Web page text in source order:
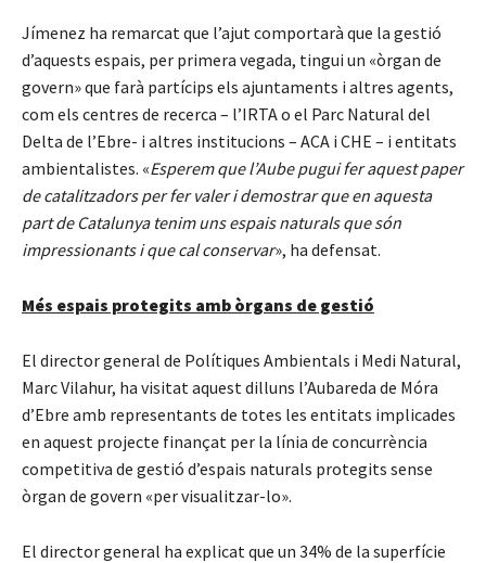
Jímenez ha remarcat que l’ajut comportarà que la gestió
d’aquests espais, per primera vegada, tingui un «òrgan de
govern» que farà partícips els ajuntaments i altres agents,
com els centres de recerca – l’IRTA o el Parc Natural del
Delta de l’Ebre- i altres institucions – ACA i CHE – i entitats
ambientalistes. «Esperem que l’Aube pugui fer aquest paper
de catalitzadors per fer valer i demostrar que en aquesta
part de Catalunya tenim uns espais naturals que són
impressionants i que cal conservar», ha defensat.
Més espais protegits amb òrgans de gestió
El director general de Polítiques Ambientals i Medi Natural,
Marc Vilahur, ha visitat aquest dilluns l’Aubareda de Móra
d’Ebre amb representants de totes les entitats implicades
en aquest projecte finançat per la línia de concurrència
competitiva de gestió d’espais naturals protegits sense
òrgan de govern «per visualitzar-lo».
El director general ha explicat que un 34% de la superfície